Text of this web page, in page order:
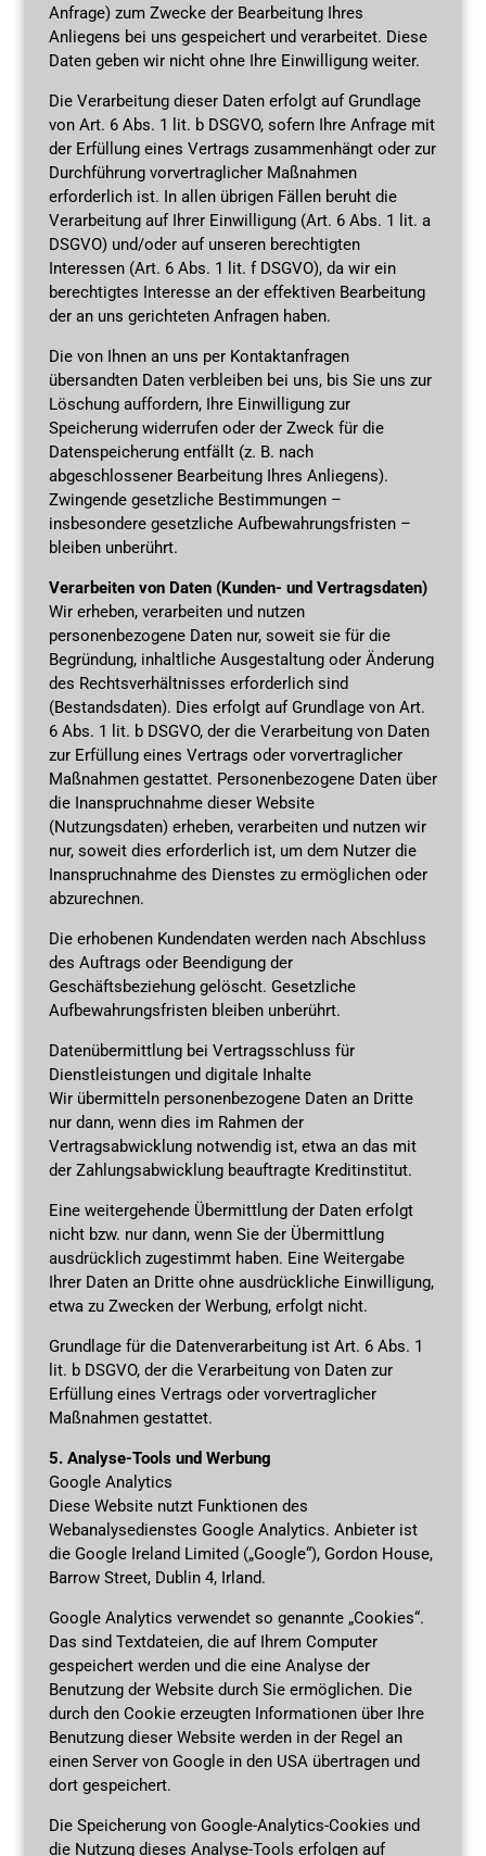
Anfrage) zum Zwecke der Bearbeitung Ihres
Anliegens bei uns gespeichert und verarbeitet. Diese
Daten geben wir nicht ohne Ihre Einwilligung weiter.
Die Verarbeitung dieser Daten erfolgt auf Grundlage
von Art. 6 Abs. 1 lit. b DSGVO, sofern Ihre Anfrage mit
der Erfüllung eines Vertrags zusammenhängt oder zur
Durchführung vorvertraglicher Maßnahmen
erforderlich ist. In allen übrigen Fällen beruht die
Verarbeitung auf Ihrer Einwilligung (Art. 6 Abs. 1 lit. a
DSGVO) und/oder auf unseren berechtigten
Interessen (Art. 6 Abs. 1 lit. f DSGVO), da wir ein
berechtigtes Interesse an der effektiven Bearbeitung
der an uns gerichteten Anfragen haben.
Die von Ihnen an uns per Kontaktanfragen
übersandten Daten verbleiben bei uns, bis Sie uns zur
Löschung auffordern, Ihre Einwilligung zur
Speicherung widerrufen oder der Zweck für die
Datenspeicherung entfällt (z. B. nach
abgeschlossener Bearbeitung Ihres Anliegens).
Zwingende gesetzliche Bestimmungen –
insbesondere gesetzliche Aufbewahrungsfristen –
bleiben unberührt.
Verarbeiten von Daten (Kunden- und Vertragsdaten)
Wir erheben, verarbeiten und nutzen
personenbezogene Daten nur, soweit sie für die
Begründung, inhaltliche Ausgestaltung oder Änderung
des Rechtsverhältnisses erforderlich sind
(Bestandsdaten). Dies erfolgt auf Grundlage von Art.
6 Abs. 1 lit. b DSGVO, der die Verarbeitung von Daten
zur Erfüllung eines Vertrags oder vorvertraglicher
Maßnahmen gestattet. Personenbezogene Daten über
die Inanspruchnahme dieser Website
(Nutzungsdaten) erheben, verarbeiten und nutzen wir
nur, soweit dies erforderlich ist, um dem Nutzer die
Inanspruchnahme des Dienstes zu ermöglichen oder
abzurechnen.
Die erhobenen Kundendaten werden nach Abschluss
des Auftrags oder Beendigung der
Geschäftsbeziehung gelöscht. Gesetzliche
Aufbewahrungsfristen bleiben unberührt.
Datenübermittlung bei Vertragsschluss für
Dienstleistungen und digitale Inhalte
Wir übermitteln personenbezogene Daten an Dritte
nur dann, wenn dies im Rahmen der
Vertragsabwicklung notwendig ist, etwa an das mit
der Zahlungsabwicklung beauftragte Kreditinstitut.
Eine weitergehende Übermittlung der Daten erfolgt
nicht bzw. nur dann, wenn Sie der Übermittlung
ausdrücklich zugestimmt haben. Eine Weitergabe
Ihrer Daten an Dritte ohne ausdrückliche Einwilligung,
etwa zu Zwecken der Werbung, erfolgt nicht.
Grundlage für die Datenverarbeitung ist Art. 6 Abs. 1
lit. b DSGVO, der die Verarbeitung von Daten zur
Erfüllung eines Vertrags oder vorvertraglicher
Maßnahmen gestattet.
5. Analyse-Tools und Werbung
Google Analytics
Diese Website nutzt Funktionen des
Webanalysedienstes Google Analytics. Anbieter ist
die Google Ireland Limited („Google“), Gordon House,
Barrow Street, Dublin 4, Irland.
Google Analytics verwendet so genannte „Cookies“.
Das sind Textdateien, die auf Ihrem Computer
gespeichert werden und die eine Analyse der
Benutzung der Website durch Sie ermöglichen. Die
durch den Cookie erzeugten Informationen über Ihre
Benutzung dieser Website werden in der Regel an
einen Server von Google in den USA übertragen und
dort gespeichert.
Die Speicherung von Google-Analytics-Cookies und
die Nutzung dieses Analyse-Tools erfolgen auf